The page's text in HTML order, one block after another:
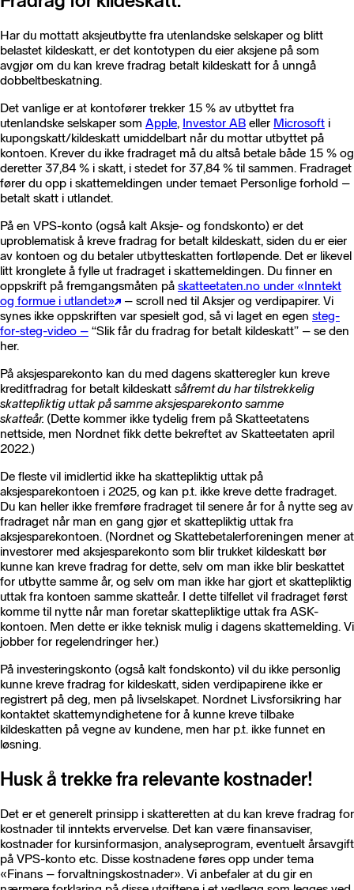
Har du mottatt aksjeutbytte fra utenlandske selskaper og blitt
belastet kildeskatt, er det kontotypen du eier aksjene på som
avgjør om du kan kreve fradrag betalt kildeskatt for å unngå
dobbeltbeskatning.
Det vanlige er at kontofører trekker 15 % av utbyttet fra
utenlandske selskaper som Apple, Investor AB eller Microsoft i
kupongskatt/kildeskatt umiddelbart når du mottar utbyttet på
kontoen. Krever du ikke fradraget må du altså betale både 15 % og
deretter 37,84 % i skatt, i stedet for 37,84 % til sammen. Fradraget
fører du opp i skattemeldingen under temaet Personlige forhold –
betalt skatt i utlandet.
På en VPS-konto (også kalt Aksje- og fondskonto) er det
uproblematisk å kreve fradrag for betalt kildeskatt, siden du er eier
av kontoen og du betaler utbytteskatten fortløpende. Det er likevel
litt kronglete å fylle ut fradraget i skattemeldingen. Du finner en
oppskrift på fremgangsmåten på skatteetaten.no under «Inntekt
og formue i utlandet»
– scroll ned til Aksjer og verdipapirer. Vi
synes ikke oppskriften var spesielt god, så vi laget en egen steg-
for-steg-video – “Slik får du fradrag for betalt kildeskatt” – se den
her.
På aksjesparekonto kan du med dagens skatteregler kun kreve
kreditfradrag for betalt kildeskatt såfremt du har tilstrekkelig
skattepliktig uttak på samme aksjesparekonto samme
skatteår. (Dette kommer ikke tydelig frem på Skatteetatens
nettside, men Nordnet fikk dette bekreftet av Skatteetaten april
2022.)
De fleste vil imidlertid ikke ha skattepliktig uttak på
aksjesparekontoen i 2025, og kan p.t. ikke kreve dette fradraget.
Du kan heller ikke fremføre fradraget til senere år for å nytte seg av
fradraget når man en gang gjør et skattepliktig uttak fra
aksjesparekontoen. (Nordnet og Skattebetalerforeningen mener at
investorer med aksjesparekonto som blir trukket kildeskatt bør
kunne kan kreve fradrag for dette, selv om man ikke blir beskattet
for utbytte samme år, og selv om man ikke har gjort et skattepliktig
uttak fra kontoen samme skatteår. I dette tilfellet vil fradraget først
komme til nytte når man foretar skattepliktige uttak fra ASK-
kontoen. Men dette er ikke teknisk mulig i dagens skattemelding. Vi
jobber for regelendringer her.)
På investeringskonto (også kalt fondskonto) vil du ikke personlig
kunne kreve fradrag for kildeskatt, siden verdipapirene ikke er
registrert på deg, men på livselskapet. Nordnet Livsforsikring har
kontaktet skattemyndighetene for å kunne kreve tilbake
kildeskatten på vegne av kundene, men har p.t. ikke funnet en
løsning.
Husk å trekke fra relevante kostnader!
Det er et generelt prinsipp i skatteretten at du kan kreve fradrag for
kostnader til inntekts ervervelse. Det kan være finansaviser,
kostnader for kursinformasjon, analyseprogram, eventuelt årsavgift
på VPS-konto etc. Disse kostnadene føres opp under tema
«Finans – forvaltningskostnader». Vi anbefaler at du gir en